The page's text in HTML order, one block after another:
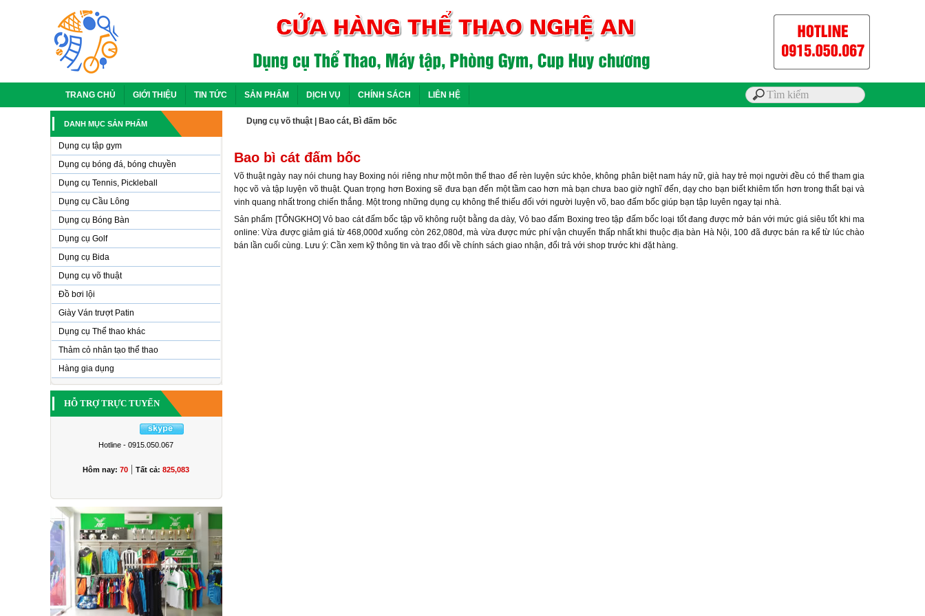
TRANG CHỦ GIỚI THIỆU TIN TỨC SẢN PHẨM DỊCH VỤ CHÍNH SÁCH LIÊN HỆ
DANH MỤC SẢN PHẨM
Dụng cụ tập gym
Dụng cụ bóng đá, bóng chuyền
Dụng cụ Tennis, Pickleball
Dụng cụ Cầu Lông
Dụng cụ Bóng Bàn
Dụng cụ Golf
Dụng cụ Bida
Dụng cụ võ thuật
Đồ bơi lội
Giày Ván trượt Patin
Dụng cụ Thể thao khác
Thảm cỏ nhân tạo thể thao
Hàng gia dụng
HỖ TRỢ TRỰC TUYẾN
Hotline - 0915.050.067
Hôm nay: 70 | Tất cả: 825,083
Dụng cụ võ thuật Bao cát, Bì đấm bốc
Bao bì cát đấm bốc
Võ thuật ngày nay nói chung hay Boxing nói riêng như một môn thể thao để rèn luyện sức khỏe, không phân biệt nam háy nữ, già hay trẻ mọi người đều có thể tham gia
học võ và tập luyện võ thuật. Quan trọng hơn Boxing sẽ đưa bạn đến một tầm cao hơn mà bạn chưa bao giờ nghĩ đến, dạy cho bạn biết khiêm tốn hơn trong thất bại và
vinh quang nhất trong chiến thắng. Một trong những dụng cụ không thể thiếu đối với người luyện võ, bao đấm bốc giúp bạn tập luyên ngay tại nhà.
Sản phẩm [TỔNG️KHO] Vỏ bao cát đấm bốc tập võ không ruột bằng da dày, Vỏ bao đấm Boxing treo tập đấm bốc loại tốt đang được mở bán với mức giá siêu tốt khi ma
online: Vừa được giảm giá từ 468,000đ xuống còn 262,080đ, mà vừa được mức phí vận chuyển thấp nhất khi thuộc địa bàn Hà Nội, 100 đã được bán ra kể từ lúc chào
bán lần cuối cùng. Lưu ý: Cần xem kỹ thông tin và trao đổi về chính sách giao nhận, đổi trả với shop trước khi đặt hàng.